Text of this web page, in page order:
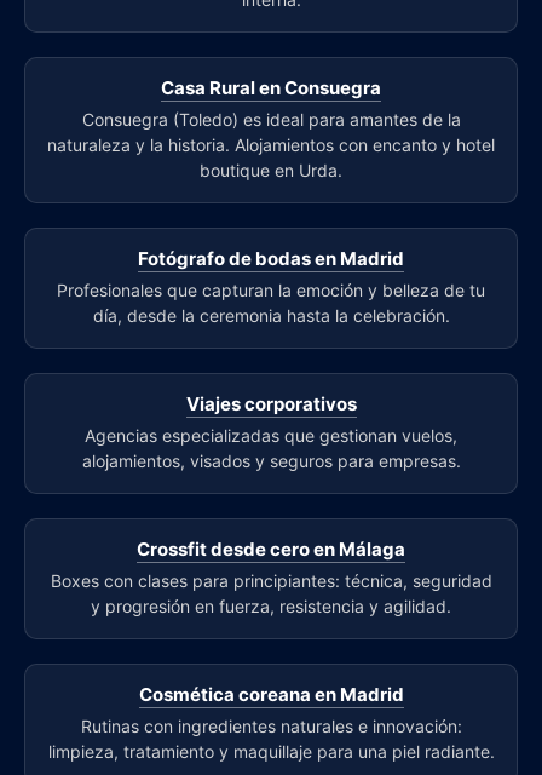
Casa Rural en Consuegra
Consuegra (Toledo) es ideal para amantes de la
naturaleza y la historia. Alojamientos con encanto y hotel
boutique en Urda.
Fotógrafo de bodas en Madrid
Profesionales que capturan la emoción y belleza de tu
día, desde la ceremonia hasta la celebración.
Viajes corporativos
Agencias especializadas que gestionan vuelos,
alojamientos, visados y seguros para empresas.
Crossfit desde cero en Málaga
Boxes con clases para principiantes: técnica, seguridad
y progresión en fuerza, resistencia y agilidad.
Cosmética coreana en Madrid
Rutinas con ingredientes naturales e innovación:
limpieza, tratamiento y maquillaje para una piel radiante.